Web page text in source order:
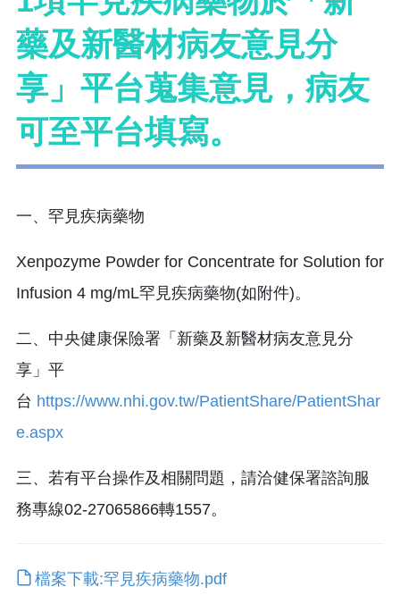
藥及新醫材病友意見分
享」平台蒐集意見，病友
可至平台填寫。
一、罕見疾病藥物
Xenpozyme Powder for Concentrate for Solution for
Infusion 4 mg/mL罕見疾病藥物(如附件)。
二、中央健康保險署「新藥及新醫材病友意見分
享」平
台 https://www.nhi.gov.tw/PatientShare/PatientShar
e.aspx
三、若有平台操作及相關問題，請洽健保署諮詢服
務專線02-27065866轉1557。
檔案下載:罕見疾病藥物.pdf